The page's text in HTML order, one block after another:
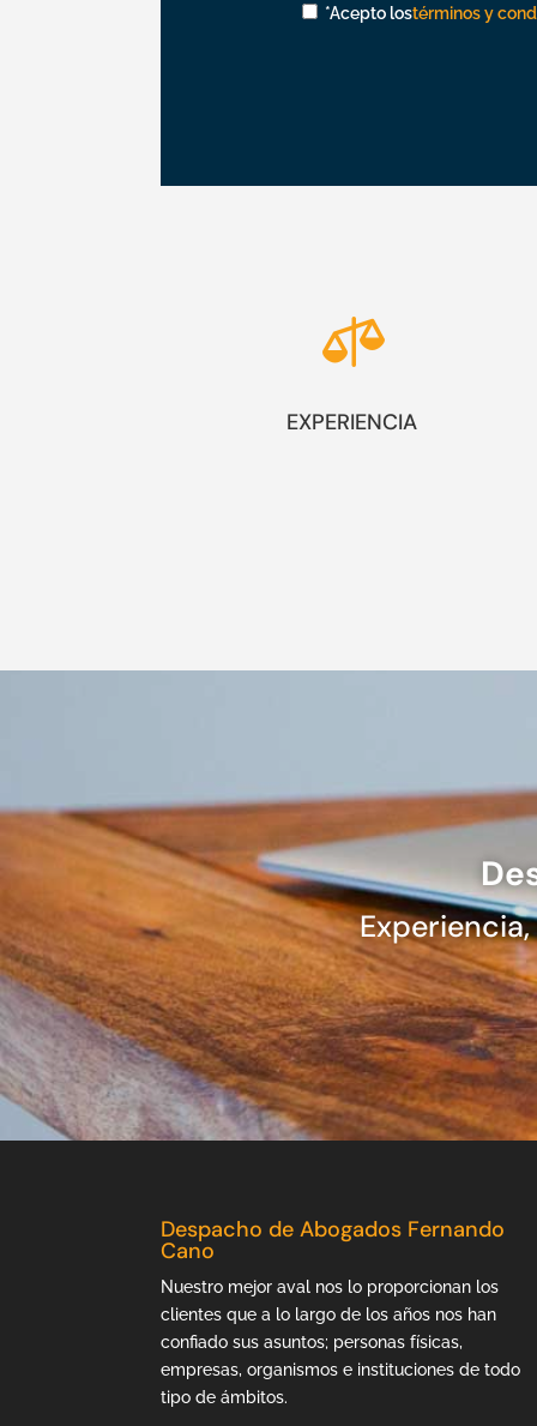
*Acepto lostérminos y

EXPERIENCIA
Despacho de Abogados Fernando
Cano
Nuestro mejor aval nos lo proporcionan los
clientes que a lo largo de los años nos han
confiado sus asuntos; personas físicas,
empresas, organismos e instituciones de todo
tipo de ámbitos.